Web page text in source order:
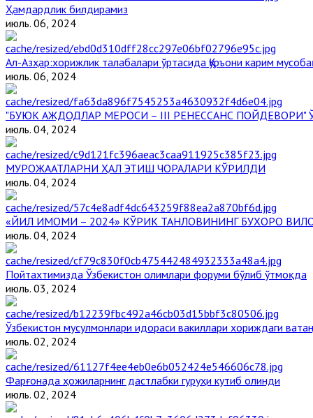
Ҳамдардлик билдирамиз
июль. 06, 2024
Aл-Aзҳар:хорижлик талабалари ўртасида Қуръони карим
июль. 06, 2024
"БУЮК АЖДОДЛАР МЕРОСИ – III РЕНЕССАНС
июль. 04, 2024
МУРОЖААТЛАРНИ ҲАЛ ЭТИШ ЧОРАЛАРИ КЎРИЛДИ
июль. 04, 2024
«ЙИЛ ИМОМИ – 2024» КЎРИК ТАНЛОВИНИНГ БУХОРО
июль. 04, 2024
Пойтахтимизда Ўзбекистон олимлари форуми бўлиб ўтмоқда
июль. 03, 2024
Ўзбекистон мусулмонлари идораси вакиллари хориждаги
июль. 02, 2024
Фарғонада ҳожиларнинг дастлабки гуруҳи кутиб олинди
июль. 02, 2024